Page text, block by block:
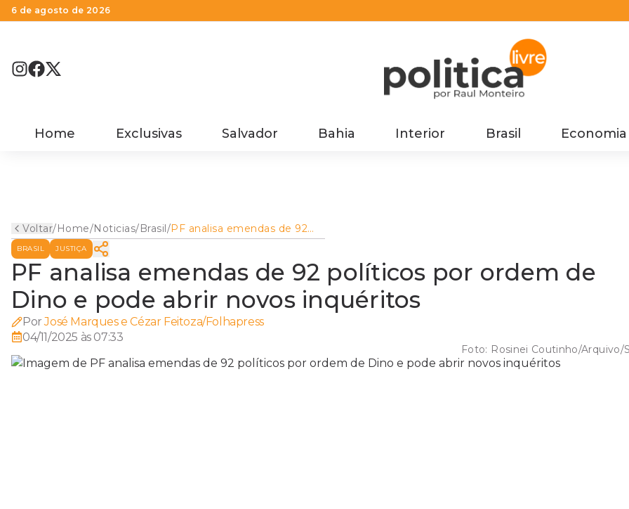
6 de agosto de 2026
Home Exclusivas Salvador Bahia Interior Brasil Economia
Voltar/Home/Noticias/Brasil/PF analisa emendas de 92
políticos por ordem de Dino
BRASIL JUSTIÇA
PF analisa emendas de 92 políticos por ordem de
Dino e pode abrir novos inquéritos
Por José Marques e Cézar Feitoza/Folhapress
04/11/2025 às 07:33
Foto: Rosinei Coutinho/Arquivo/